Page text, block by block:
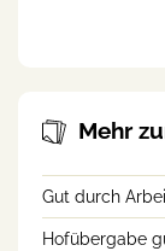
Mehr
Gut durch
Hofübergabe